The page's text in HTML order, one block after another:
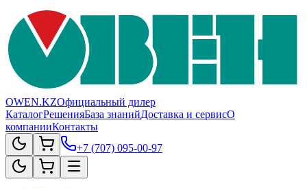
OWEN.KZОфициальный дилер
КаталогРешенияБаза знанийДоставка и сервисО
компанииКонтакты
+7 (707) 095-00-97